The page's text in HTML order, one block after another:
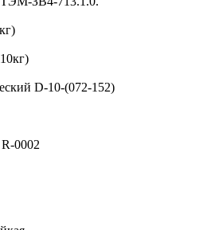
D-10-(072-152)
0002